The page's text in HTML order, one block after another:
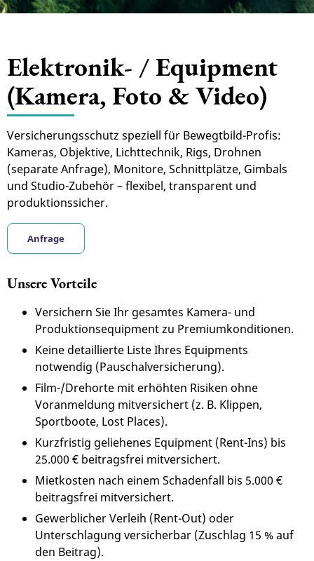
Elektronik- / Equipment
(Kamera, Foto & Video)
Versicherungsschutz speziell für Bewegtbild-Profis:
Kameras, Objektive, Lichttechnik, Rigs, Drohnen
(separate Anfrage), Monitore, Schnittplätze, Gimbals
und Studio-Zubehör – flexibel, transparent und
produktionssicher.
Anfrage
Unsere Vorteile
Versichern Sie Ihr gesamtes Kamera- und
Produktionsequipment zu Premiumkonditionen.
Keine detaillierte Liste Ihres Equipments
notwendig (Pauschalversicherung).
Film-/Drehorte mit erhöhten Risiken ohne
Voranmeldung mitversichert (z. B. Klippen,
Sportboote, Lost Places).
Kurzfristig geliehenes Equipment (Rent-Ins) bis
25.000 € beitragsfrei mitversichert.
Mietkosten nach einem Schadenfall bis 5.000 €
beitragsfrei mitversichert.
Gewerblicher Verleih (Rent-Out) oder
Unterschlagung versicherbar (Zuschlag 15 % auf
den Beitrag).